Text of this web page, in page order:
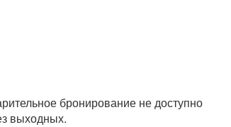
бронирование не доступно
выходных.